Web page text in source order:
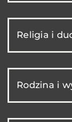
Religia i
Rodzina i